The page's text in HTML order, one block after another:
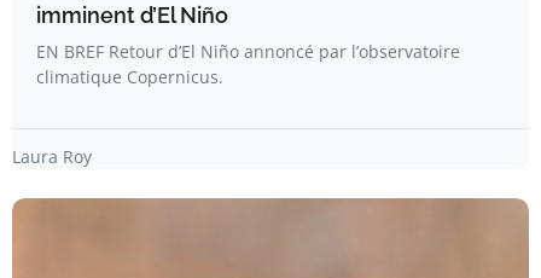
imminent d’El Niño
EN BREF Retour d’El Niño annoncé par l’observatoire
climatique Copernicus.
Laura Roy